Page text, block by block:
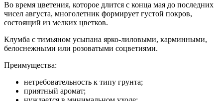
Во время цветения, которое длится с конца мая до последних
чисел августа, многолетник формирует густой покров,
состоящий из мелких цветков.
Клумба с тимьяном усыпана ярко-лиловыми, карминными,
белоснежными или розоватыми соцветиями.
Преимущества:
нетребовательность к типу грунта;
приятный аромат;